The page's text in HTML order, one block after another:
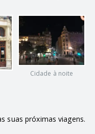
Cidade à noite
suas próximas viagens.